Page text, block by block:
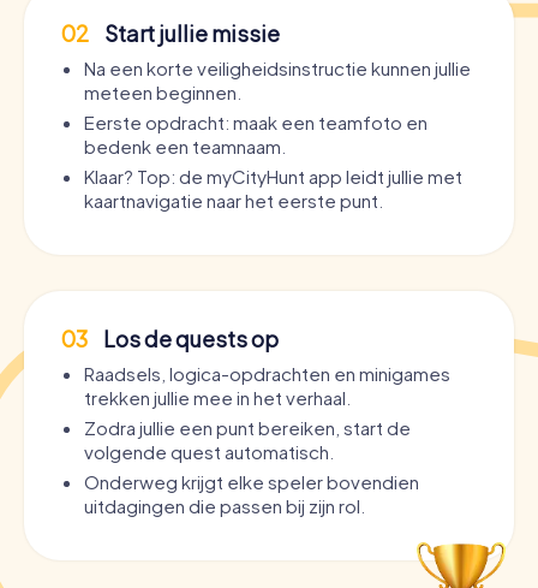
02 Start jullie missie
Na een korte veiligheidsinstructie kunnen jullie
meteen beginnen.
Eerste opdracht: maak een teamfoto en
bedenk een teamnaam.
Klaar? Top: de myCityHunt app leidt jullie met
kaartnavigatie naar het eerste punt.
03 Los de quests op
Raadsels, logica-opdrachten en minigames
trekken jullie mee in het verhaal.
Zodra jullie een punt bereiken, start de
volgende quest automatisch.
Onderweg krijgt elke speler bovendien
uitdagingen die passen bij zijn rol.